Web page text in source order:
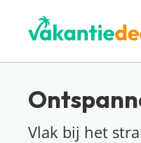
Vlak bij het